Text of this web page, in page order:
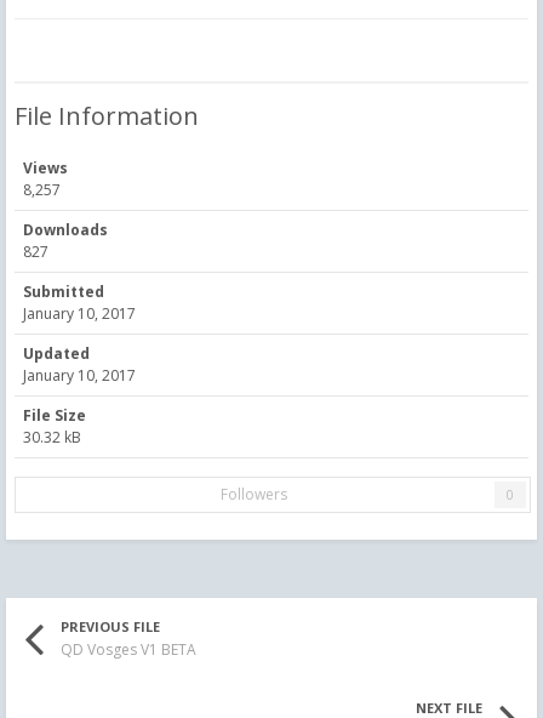
File Information
Views
8,257
Downloads
827
Submitted
January 10, 2017
Updated
January 10, 2017
File Size
30.32 kB
Followers 0
PREVIOUS FILE
QD Vosges V1 BETA
NEXT FILE